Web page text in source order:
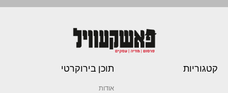
קטגוריות תוכן בירוקרטי
אודות